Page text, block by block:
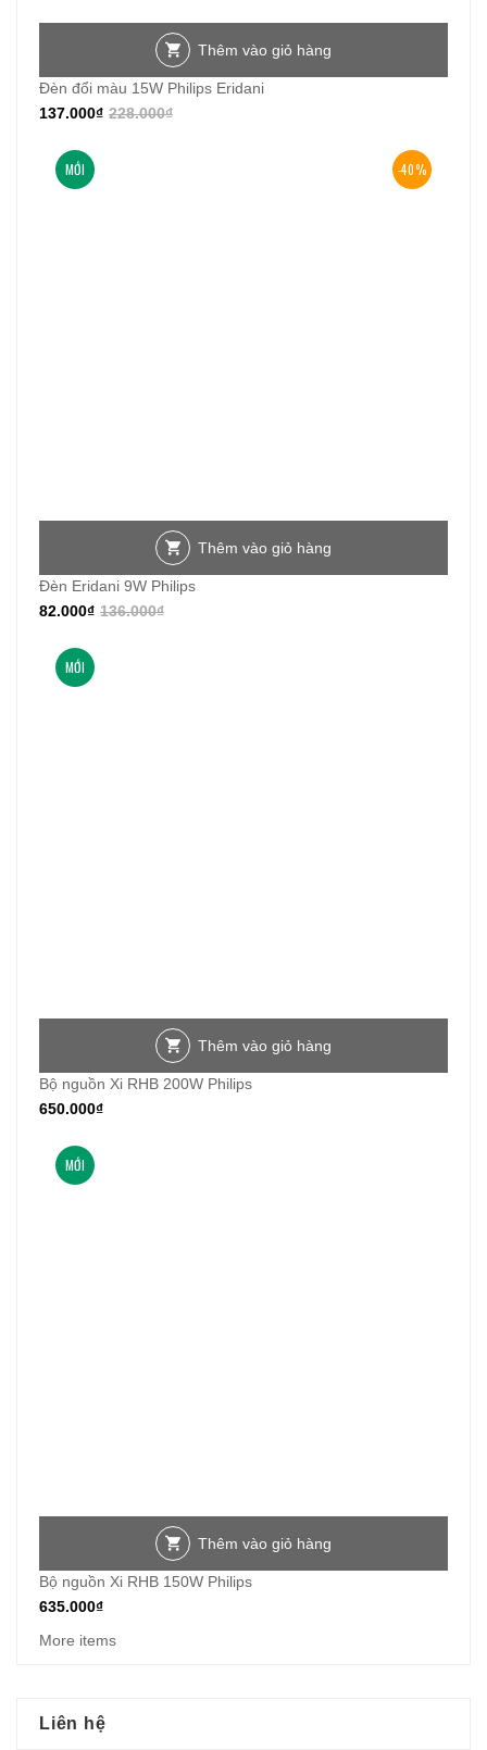
Thêm vào giỏ hàng
Đèn đổi màu 15W Philips Eridani
228.000₫
137.000₫
-40%
MỚI
Thêm vào giỏ hàng
Đèn Eridani 9W Philips
136.000₫
82.000₫
MỚI
Thêm vào giỏ hàng
Bộ nguồn Xi RHB 200W Philips
650.000₫
MỚI
Thêm vào giỏ hàng
Bộ nguồn Xi RHB 150W Philips
635.000₫
More items
Liên hệ